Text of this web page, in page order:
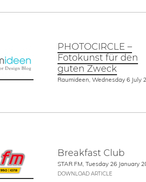
PHOTOCIRCLE –
Fotokunst für den
guten Zweck
Raumideen, Wednesday 6 July
Breakfast Club
STAR FM, Tuesday 26 January
DOWNLOAD ARTICLE